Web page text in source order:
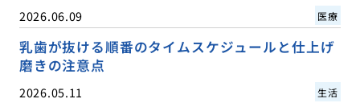
2026.06.09 医療
乳歯が抜ける順番のタイムスケジュールと仕上げ
磨きの注意点
2026.05.11 生活